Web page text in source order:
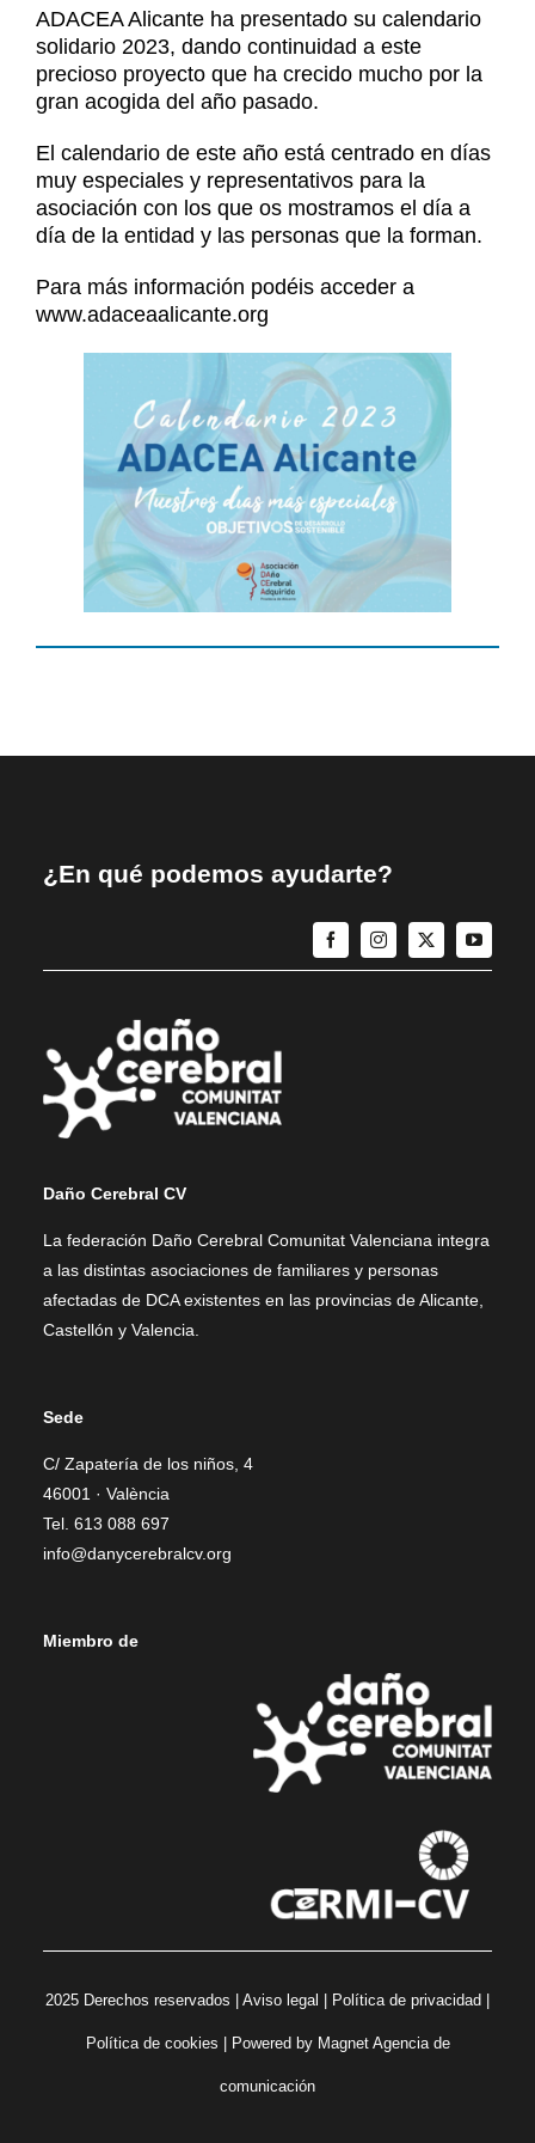
Contacto
Contacto
ADACEA Alicante ha presentado su calendario
solidario 2023, dando continuidad a este
precioso proyecto que ha crecido mucho por la
gran acogida del año pasado.
El calendario de este año está centrado en días
muy especiales y representativos para la
asociación con los que os mostramos el día a
día de la entidad y las personas que la forman.
Para más información podéis acceder a
www.adaceaalicante.org
¿En qué podemos ayudarte?
Daño Cerebral CV
La federación Daño Cerebral Comunitat Valenciana integra
a las distintas asociaciones de familiares y personas
afectadas de DCA existentes en las provincias de Alicante,
Castellón y Valencia.
Sede
C/ Zapatería de los niños, 4
46001 · València
Tel. 613 088 697
info@danycerebralcv.org
Miembro de
2025 Derechos reservados | Aviso legal Política de privacidad
Política de cookies | Powered by Magnet Agencia de
comunicación